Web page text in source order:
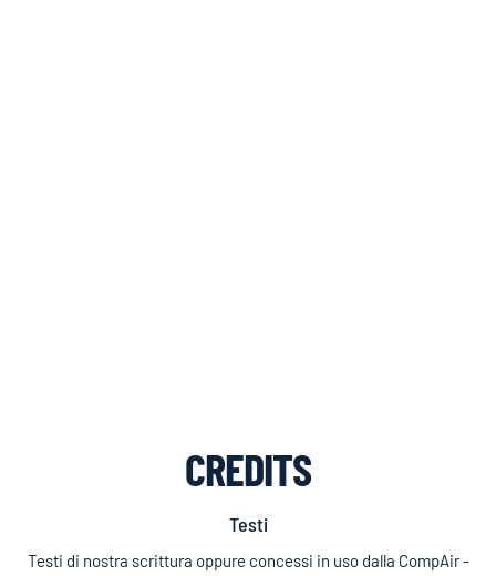
CREDITS
Testi
Testi di nostra scrittura oppure concessi in uso dalla CompAir -